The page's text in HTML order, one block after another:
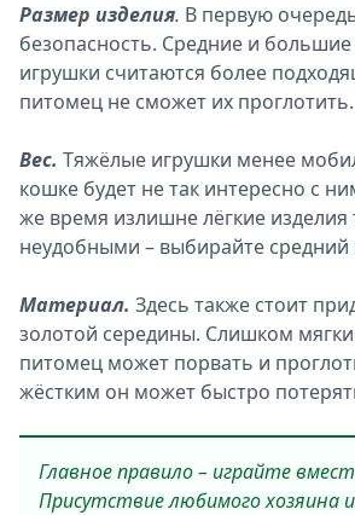
Размер изделия. В первую
безопасность. Средние и
игрушки считаются более
питомец не сможет их проглотить.
Вес. Тяжёлые игрушки менее
кошке будет не так интересно с
же время излишне лёгкие изделия
неудобными – выбирайте средний
Материал. Здесь также стоит
золотой середины. Слишком
питомец может порвать и
жёстким он может быстро
Главное правило – играйте
Присутствие любимого хозяина